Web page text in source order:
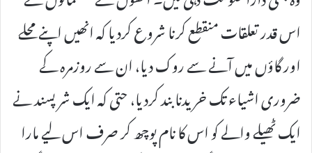
اس قدر تعلقات منقطع کرنا شروع کردیا کہ انھیں اپنے محلے
اور گاؤں میں آنے سے روک دیا، ان سے روزمرہ کے
ضروری اشیاء تک خریدنا بند کردیا، حتی کہ ایک شرپسند نے
ایک ٹھیلے والے کو اس کا نام پوچھ کر صرف اس لیے مارا